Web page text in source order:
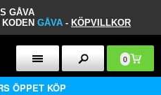
GÅVA
GÅVA - KÖPVILLKOR
0
ÖPPET KÖP